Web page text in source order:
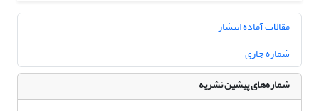
مقالات آماده انتشار
شماره جاری
شماره‌های پیشین نشریه